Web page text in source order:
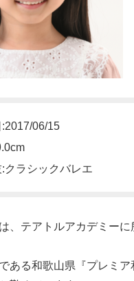
06/15
クラシックバレエ
、テアトルアカデミーに
ある和歌山県『プレミア